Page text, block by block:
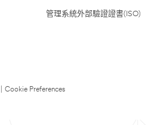
管理系統外部驗證證書(ISO)
Cookie Preferences